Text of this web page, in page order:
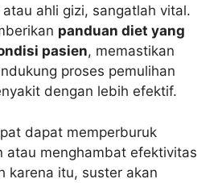
ahli gizi, sangatlah vital.
panduan diet yang
pasien, memastikan
proses pemulihan
dengan lebih efektif.
dapat memperburuk
atau menghambat efektivitas
karena itu, suster akan